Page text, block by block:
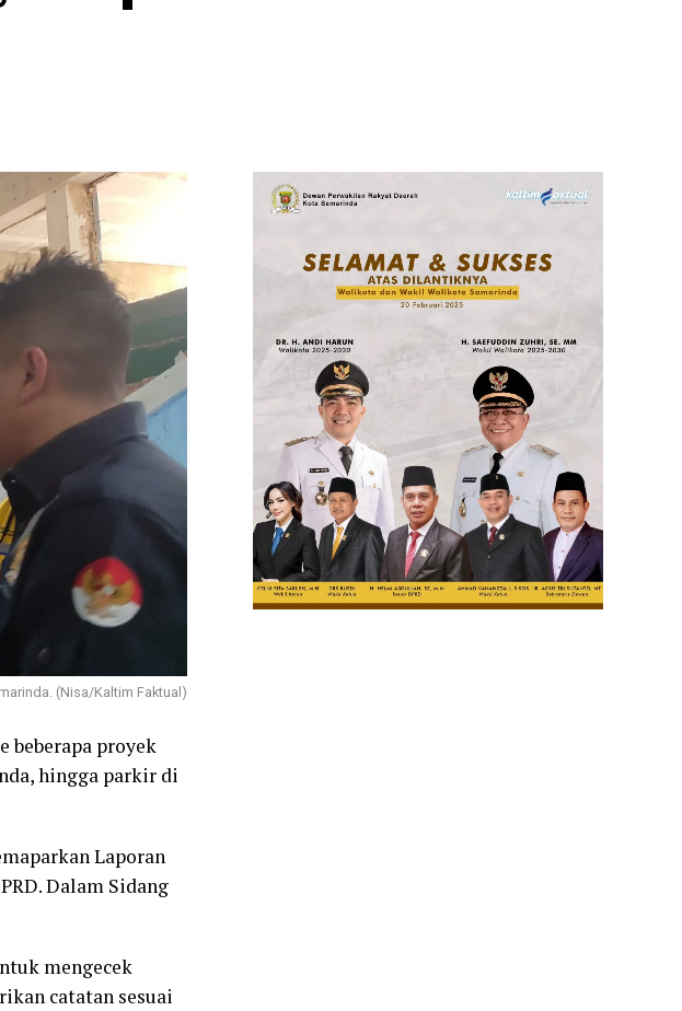
(Nisa/Kaltim Faktual)
beberapa proyek
hingga parkir di
Laporan
Dalam Sidang
mengecek
catatan sesuai